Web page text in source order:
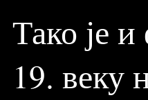
Тако је
19. веку